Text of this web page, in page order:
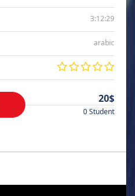
3:12:29
arabic
20$
0 Student